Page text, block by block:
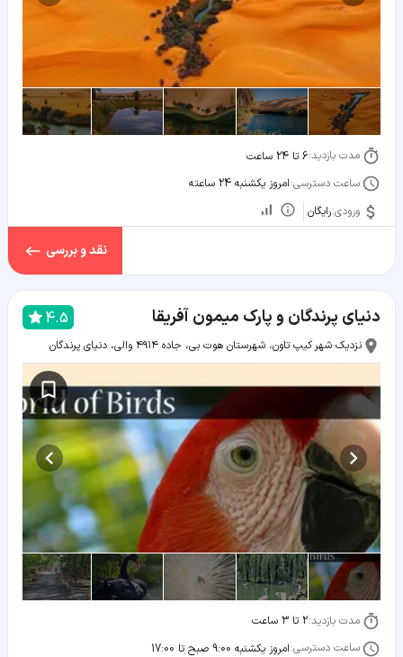
مدت بازدید:6 تا 24 ساعت
ساعت دسترسی:امروز یکشنبه 24 ساعته
ورودی:رایگان
نقد و بررسی
دنیای پرندگان و پارک میمون آفریقا 4.5
نزدیک شهر کیپ تاون، شهرستان هوت بی، جاده ۴۹۱۴ والی، دنیای پرندگان
مدت بازدید:2 تا 3 ساعت
ساعت دسترسی:امروز یکشنبه 9:00 صبح تا 17:00